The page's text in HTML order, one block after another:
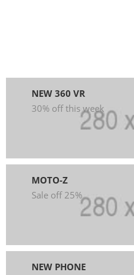
NEW 360 VR
30% off this week
MOTO-Z
Sale off 25%
NEW PHONE